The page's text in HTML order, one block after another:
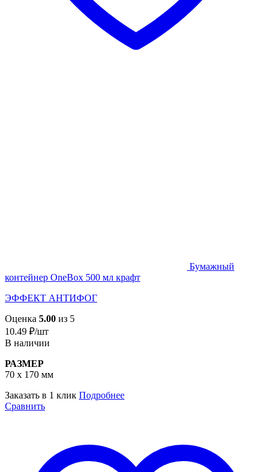
Бумажный
контейнер OneBox 500 мл крафт
ЭФФЕКТ АНТИФОГ
Оценка 5.00 из 5
10.49 ₽/шт
В наличии
РАЗМЕР
70 х 170 мм
Заказать в 1 клик Подробнее
Сравнить